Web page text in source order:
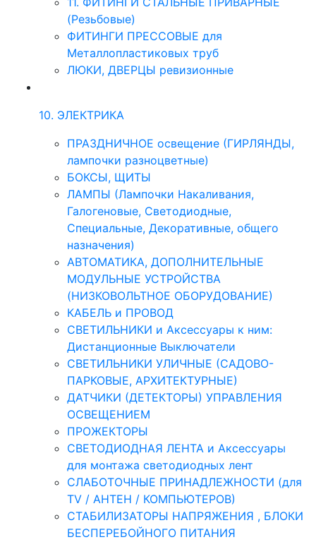
(Резьбовые)
ФИТИНГИ ПРЕССОВЫЕ для
Металлопластиковых труб
ЛЮКИ, ДВЕРЦЫ ревизионные
10. ЭЛЕКТРИКА
ПРАЗДНИЧНОЕ освещение (ГИРЛЯНДЫ,
лампочки разноцветные)
БОКСЫ, ЩИТЫ
ЛАМПЫ (Лампочки Накаливания,
Галогеновые, Светодиодные,
Специальные, Декоративные, общего
назначения)
АВТОМАТИКА, ДОПОЛНИТЕЛЬНЫЕ
МОДУЛЬНЫЕ УСТРОЙСТВА
(НИЗКОВОЛЬТНОЕ ОБОРУДОВАНИЕ)
КАБЕЛЬ и ПРОВОД
СВЕТИЛЬНИКИ и Аксессуары к ним:
Дистанционные Выключатели
СВЕТИЛЬНИКИ УЛИЧНЫЕ (САДОВО-
ПАРКОВЫЕ, АРХИТЕКТУРНЫЕ)
ДАТЧИКИ (ДЕТЕКТОРЫ) УПРАВЛЕНИЯ
ОСВЕЩЕНИЕМ
ПРОЖЕКТОРЫ
СВЕТОДИОДНАЯ ЛЕНТА и Аксессуары
для монтажа светодиодных лент
СЛАБОТОЧНЫЕ ПРИНАДЛЕЖНОСТИ (для
TV / АНТЕН / КОМПЬЮТЕРОВ)
СТАБИЛИЗАТОРЫ НАПРЯЖЕНИЯ , БЛОКИ
БЕСПЕРЕБОЙНОГО ПИТАНИЯ